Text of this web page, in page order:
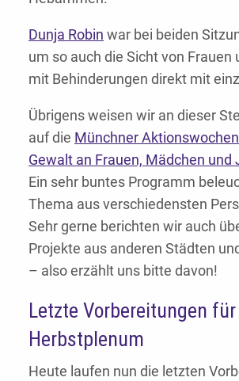
Dunja Robin war bei beiden
um so auch die Sicht von Frauen
mit Behinderungen direkt mit
Übrigens weisen wir an dieser
auf die Münchner
Gewalt an Frauen, Mädchen und
Ein sehr buntes Programm
Thema aus verschiedensten
Sehr gerne berichten wir auch
Projekte aus anderen Städten
– also erzählt uns bitte davon!
Letzte Vorbereitungen
Herbstplenum
Heute laufen nun die letzten